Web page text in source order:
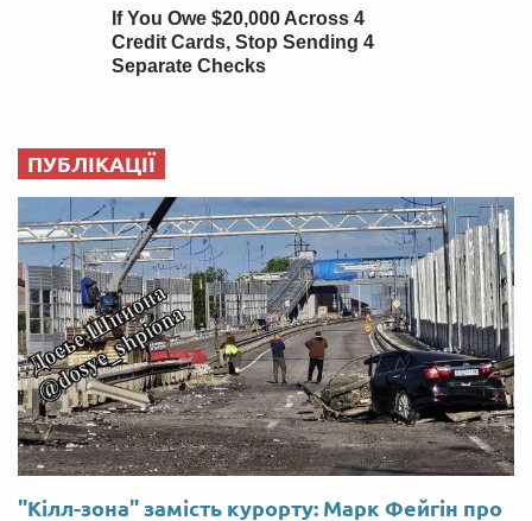
ПУБЛІКАЦІЇ
"Кілл-зона" замість курорту: Марк Фейгін про